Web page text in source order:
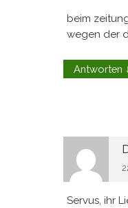
beim
wegen der
Antworten
Servus, ihr